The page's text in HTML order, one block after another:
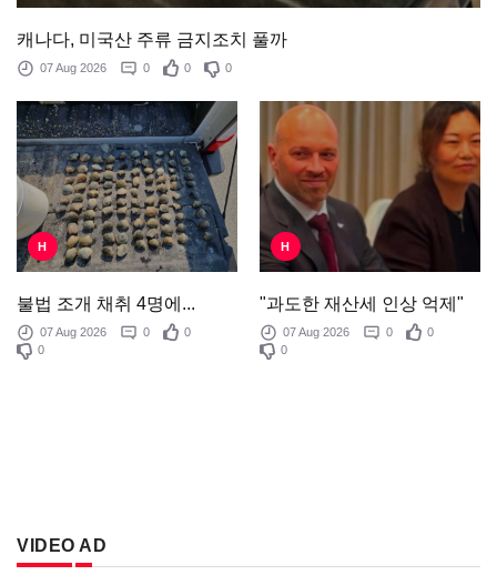
캐나다, 미국산 주류 금지조치 풀까
07 Aug 2026 0 0 0
H
불법 조개 채취 4명에...
07 Aug 2026 0
0
0
H
"과도한 재산세 인상 억제"
07 Aug 2026 0
0
0
VIDEO AD